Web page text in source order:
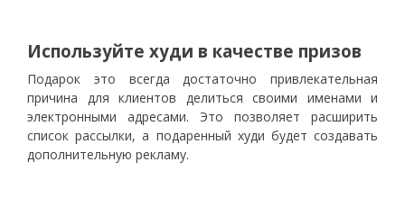
Используйте худи в качестве призов
Подарок это всегда достаточно привлекательная
причина для клиентов делиться своими именами и
электронными адресами. Это позволяет расширить
список рассылки, а подаренный худи будет создавать
дополнительную рекламу.